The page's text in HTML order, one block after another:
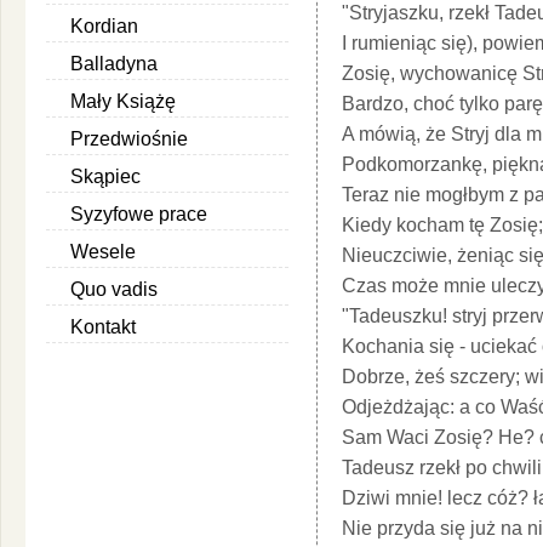
Kordian
Balladyna
Mały Książę
Przedwiośnie
Skąpiec
Syzyfowe prace
Wesele
Quo vadis
Kontakt
"Stryjaszku, rzekł
I rumieniąc się),
Zosię, wychowanicę
Bardzo, choć tylko
A mówią, że Stryj dla
Podkomorzankę,
Teraz nie mogłbym z
Kiedy kocham tę
Nieuczciwie, żeniąc
Czas może mnie
"Tadeuszku! stryj
Kochania się -
Dobrze, żeś szczery;
Odjeżdżając: a co
Sam Waci Zosię? He?
Tadeusz rzekł po
Dziwi mnie! lecz cóż?
Nie przyda się już na